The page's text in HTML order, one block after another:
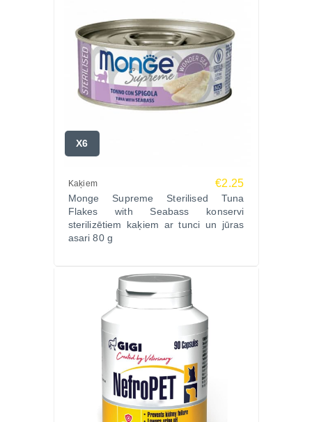
X6
Kaķiem €2.25
Monge Supreme Sterilised Tuna
Flakes with Seabass konservi
sterilizētiem kaķiem ar tunci un jūras
asari 80 g